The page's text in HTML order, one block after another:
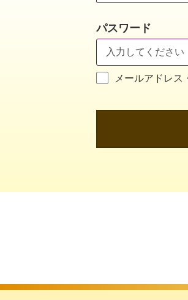
パスワード
メールアドレス